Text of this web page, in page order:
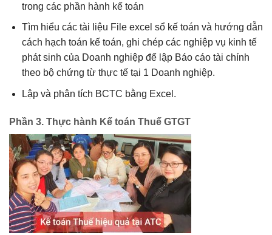
trong các phần hành kế toán
Tìm hiểu các tài liệu File excel sổ kế toán và hướng dẫn
cách hạch toán kế toán, ghi chép các nghiệp vụ kinh tế
phát sinh của Doanh nghiệp để lập Báo cáo tài chính
theo bộ chứng từ thực tế tại 1 Doanh nghiệp.
Lập và phân tích BCTC bằng Excel.
Phần 3. Thực hành Kế toán Thuế GTGT